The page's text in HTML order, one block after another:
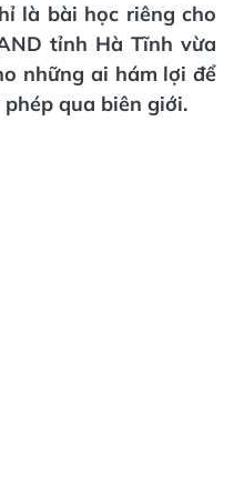
là bài học riêng cho
tỉnh Hà Tĩnh vừa
những ai hám lợi để
qua biên giới.